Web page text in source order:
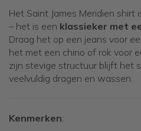
Het Saint James Meridien shirt
– het is een klassieker met
Draag het op een jeans voor
het met een chino of rok voor
zijn stevige structuur blijft het
veelvuldig dragen en wassen.
Kenmerken: